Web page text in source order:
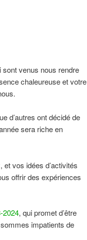
venus nous rendre
chaleureuse et votre
d’autres ont décidé de
sera riche en
vos idées d’activités
offrir des expériences
2024, qui promet d’être
impatients de